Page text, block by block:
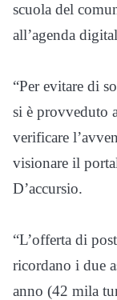
scuola del
all’agenda
“Per evitare di
si è provveduto
verificare
visionare il
D’accursio.
“L’offerta di
ricordano i due
anno (42 mila